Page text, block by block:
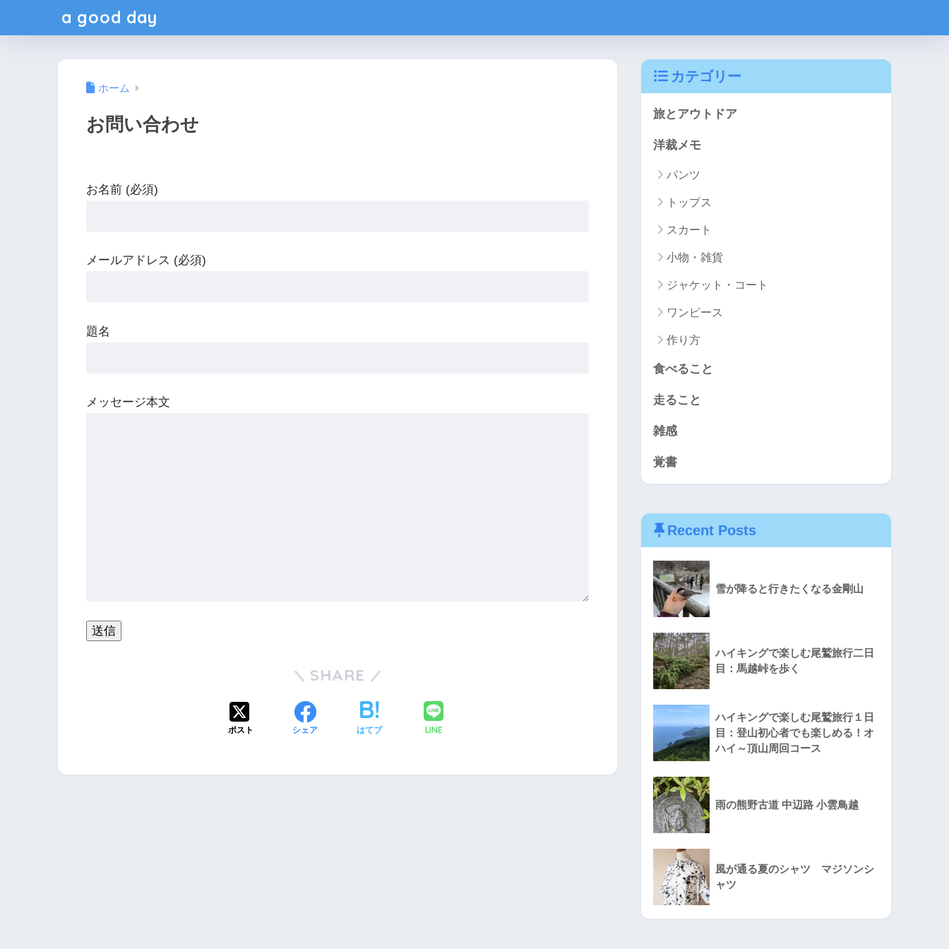
a good day
ホーム
お問い合わせ
お名前 (必須)
メールアドレス (必須)
題名
メッセージ本文
SHARE
ポスト シェア はてブ LINE
カテゴリー
旅とアウトドア
洋裁メモ
パンツ
トップス
スカート
小物・雑貨
ジャケット・コート
ワンピース
作り方
食べること
走ること
雑感
覚書
Recent Posts
雪が降ると行きたくなる金剛山
ハイキングで楽しむ尾鷲旅行二日
目：馬越峠を歩く
ハイキングで楽しむ尾鷲旅行１日
目：登山初心者でも楽しめる！オ
ハイ～頂山周回コース
雨の熊野古道 中辺路 小雲鳥越
風が通る夏のシャツ マジソンシ
ャツ